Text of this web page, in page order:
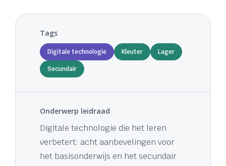
Tags
Digitale technologie Kleuter Lager
Secundair
Onderwerp leidraad
Digitale technologie die het leren
verbetert: acht aanbevelingen voor
het basisonderwijs en het secundair